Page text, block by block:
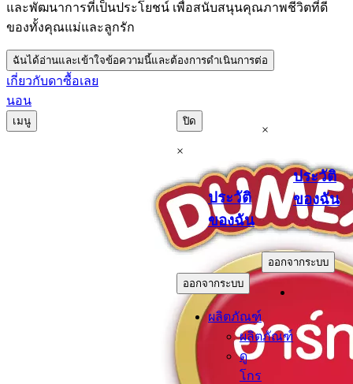
และพัฒนาการที่เป็นประโยชน์ เพื่อสนับสนุนคุณภาพชีวิตที่ดี
ของทั้งคุณแม่และลูกรัก
ฉันได้อ่านและเข้าใจข้อความนี้และต้องการดำเนินการต่อ
เกี่ยวกับดา
นอน
ซื้อเลย
เมนู ปิด
×
ประวัติ
ของฉัน
.
ออกจากระบบ
ผลิตภัณฑ์
ผลิตภัณฑ์
ดู
โกร
×
ประวัติ
ของฉัน
.
ออกจากระบบ